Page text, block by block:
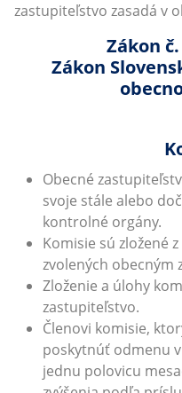
zastupiteľstvo zasadá v
Zákon
Zákon
Obecné
svoje stále alebo
kontrolné orgány.
Komisie sú zložené
zvolených obecným
Zloženie a úlohy
zastupiteľstvo.
Členovi komisie,
poskytnúť odmenu
jednu polovicu